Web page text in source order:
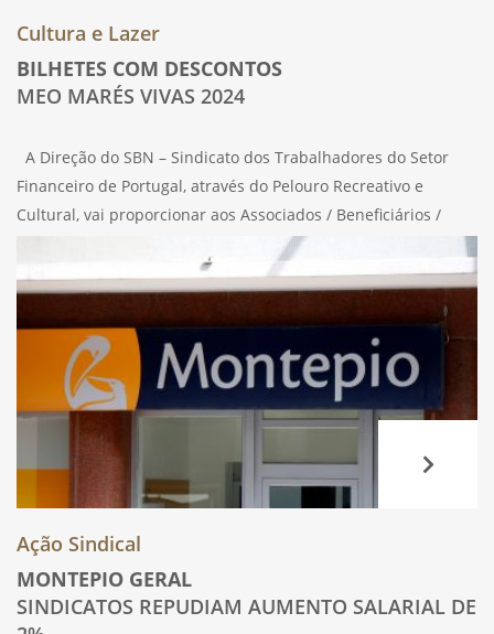
Cultura e Lazer
BILHETES COM DESCONTOS
MEO MARÉS VIVAS 2024
A Direção do SBN – Sindicato dos Trabalhadores do Setor
Financeiro de Portugal, através do Pelouro Recreativo e
Cultural, vai proporcionar aos Associados / Beneficiários /
Trabalhadores e respetivo agregado familiar a possibilidade
de assistirem àquele que é considerado
Ação Sindical
MONTEPIO GERAL
SINDICATOS REPUDIAM AUMENTO SALARIAL DE